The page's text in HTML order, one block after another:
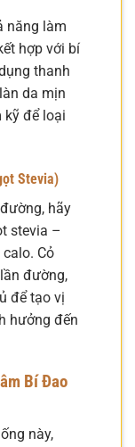
năng làm
hợp với bí
thanh
da mịn
kỹ để loại
Stevia)
hãy
stevia –
Cỏ
đường,
để tạo vị
hưởng đến
Bí Đao
này,